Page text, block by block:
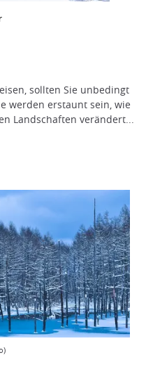
sollten Sie unbedingt
werden erstaunt sein, wie
Landschaften verändert...